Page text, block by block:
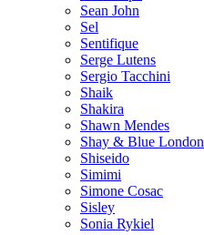
Sean John
Sel
Sentifique
Serge Lutens
Sergio Tacchini
Shaik
Shakira
Shawn Mendes
Shay & Blue London
Shiseido
Simimi
Simone Cosac
Sisley
Sonia Rykiel